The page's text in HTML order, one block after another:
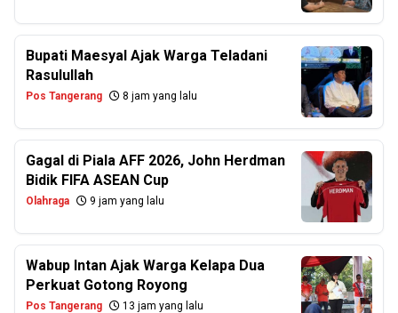
Bupati Maesyal Ajak Warga Teladani
Rasulullah
Pos Tangerang 8 jam yang lalu
Gagal di Piala AFF 2026, John Herdman
Bidik FIFA ASEAN Cup
Olahraga 9 jam yang lalu
Wabup Intan Ajak Warga Kelapa Dua
Perkuat Gotong Royong
Pos Tangerang 13 jam yang lalu